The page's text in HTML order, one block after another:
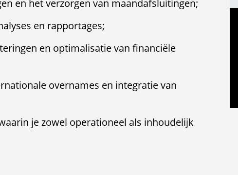
en het verzorgen van maandafsluitingen;
en rapportages;
en optimalisatie van financiële
overnames en integratie van
je zowel operationeel als inhoudelijk